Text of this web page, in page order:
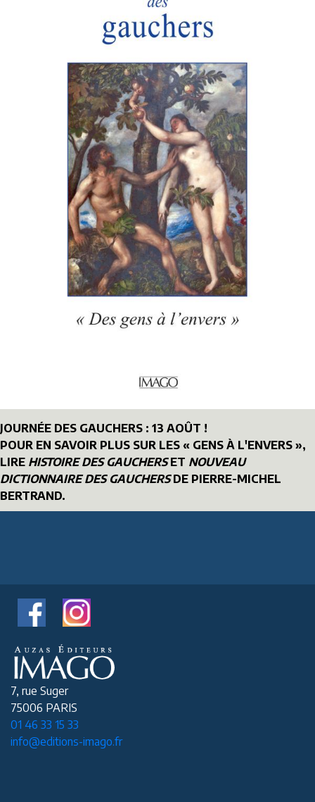
JOURNÉE DES GAUCHERS : 13 AOÛT !
POUR EN SAVOIR PLUS SUR LES « GENS À L'ENVERS »,
LIRE HISTOIRE DES GAUCHERSET NOUVEAU
DICTIONNAIRE DES GAUCHERSDE PIERRE-MICHEL
BERTRAND.
7, rue Suger
75006 PARIS
01 46 33 15 33
info@editions-imago.fr